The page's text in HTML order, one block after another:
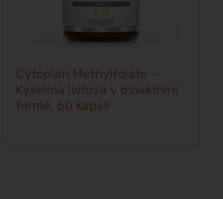
Cytoplan Methylfolate –
Kyselina listová v bioaktivní
formě, 60 kapslí